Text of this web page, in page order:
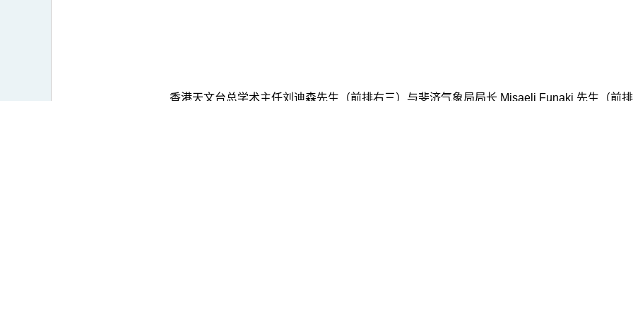
香港天文台总学术主任刘迪森先生（前排右三）与斐济气象局局长 Misaeli Funaki 先生（前